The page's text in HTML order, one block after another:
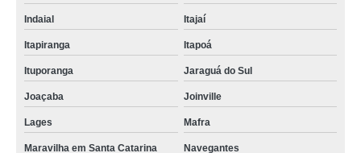
Indaial Itajaí
Itapiranga Itapoá
Ituporanga Jaraguá do Sul
Joaçaba Joinville
Lages Mafra
Maravilha em Santa Catarina Navegantes